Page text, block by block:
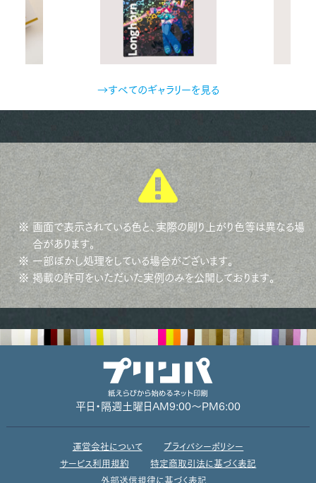
→すべてのギャラリーを見る
※ 画面で表示されている色と、実際の刷り上がり色等は異なる場
合があります。
※ 一部ぼかし処理をしている場合がございます。
※ 掲載の許可をいただいた実例のみを公開しております。
平日・隔週土曜日 AM9:00～PM6:00
運営会社について
プライバシーポリシー
サービス利用規約
特定商取引法に基づく表記
外部送信規律に基づく表記